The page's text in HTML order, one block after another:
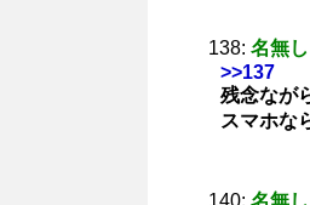
138: 名無
>>137
残念なが
スマホな